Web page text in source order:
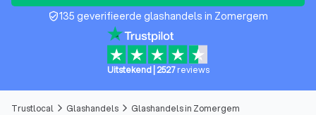
verified_user135 geverifieerde glashandels in Zomergem
Uitstekend| 2527 reviews
Trustlocal arrow_forward_ios Glashandels arrow_forward_ios Glashandels in Zomergem